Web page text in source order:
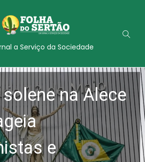
a Serviço da Sociedade
na Alece
e